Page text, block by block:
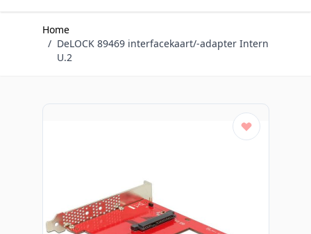
Home
/ DeLOCK 89469 interfacekaart/-adapter Intern
U.2